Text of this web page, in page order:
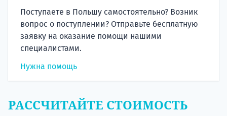
Поступаете в Польшу самостоятельно? Возник
вопрос о поступлении? Отправьте бесплатную
заявку на оказание помощи нашими
специалистами.
Нужна помощь
РАССЧИТАЙТЕ СТОИМОСТЬ